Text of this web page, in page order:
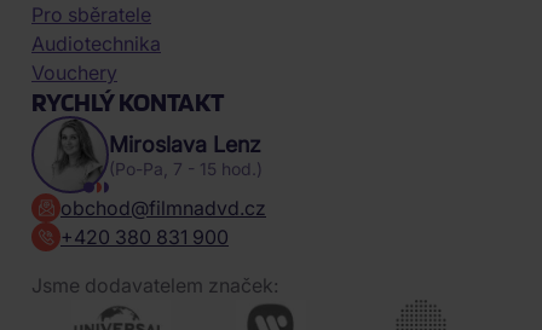
Pro sběratele
Audiotechnika
Vouchery
RYCHLÝ KONTAKT
Miroslava Lenz
(Po-Pa, 7 - 15 hod.)
obchod@filmnadvd.cz
+420 380 831 900
Jsme dodavatelem značek: